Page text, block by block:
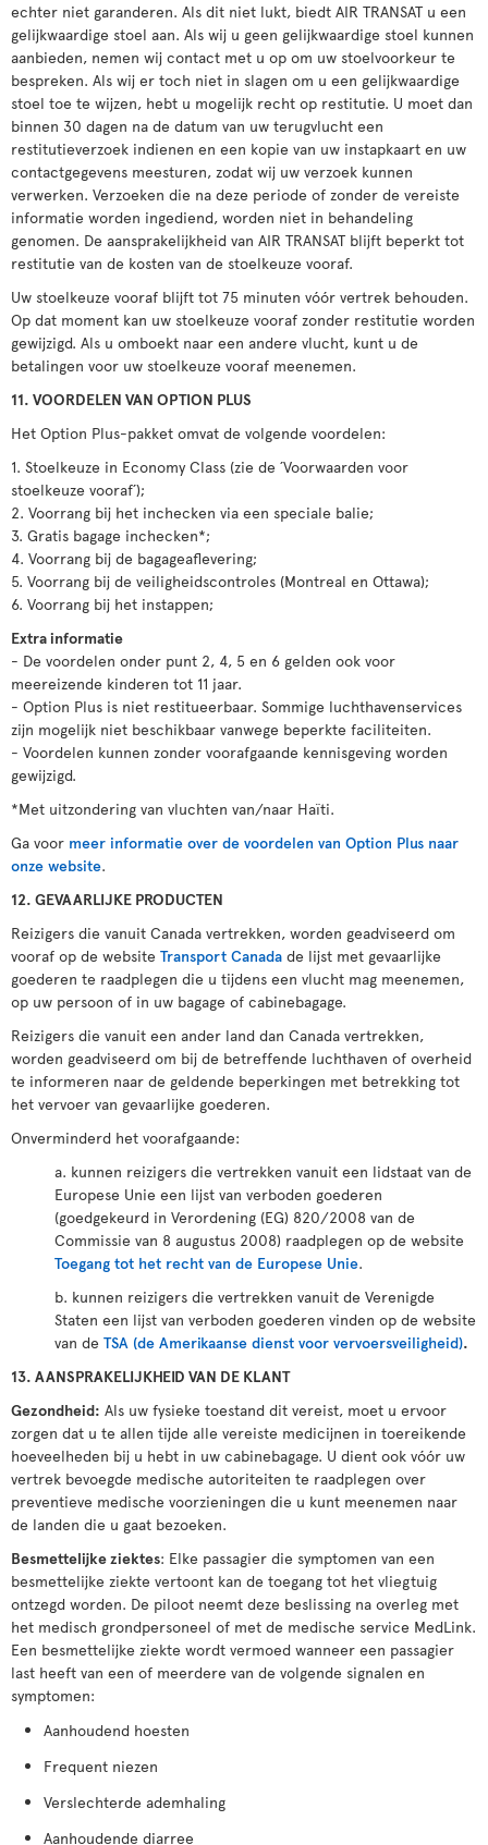
echter niet garanderen. Als dit niet lukt, biedt AIR TRANSAT u een
gelijkwaardige stoel aan. Als wij u geen gelijkwaardige stoel kunnen
aanbieden, nemen wij contact met u op om uw stoelvoorkeur te
bespreken. Als wij er toch niet in slagen om u een gelijkwaardige
stoel toe te wijzen, hebt u mogelijk recht op restitutie. U moet dan
binnen 30 dagen na de datum van uw terugvlucht een
restitutieverzoek indienen en een kopie van uw instapkaart en uw
contactgegevens meesturen, zodat wij uw verzoek kunnen
verwerken. Verzoeken die na deze periode of zonder de vereiste
informatie worden ingediend, worden niet in behandeling
genomen. De aansprakelijkheid van AIR TRANSAT blijft beperkt tot
restitutie van de kosten van de stoelkeuze vooraf.
Uw stoelkeuze vooraf blijft tot 75 minuten vóór vertrek behouden.
Op dat moment kan uw stoelkeuze vooraf zonder restitutie worden
gewijzigd. Als u omboekt naar een andere vlucht, kunt u de
betalingen voor uw stoelkeuze vooraf meenemen.
11. VOORDELEN VAN OPTION PLUS
Het Option Plus-pakket omvat de volgende voordelen:
1. Stoelkeuze in Economy Class (zie de ´Voorwaarden voor
stoelkeuze vooraf´);
2. Voorrang bij het inchecken via een speciale balie;
3. Gratis bagage inchecken*;
4. Voorrang bij de bagageaflevering;
5. Voorrang bij de veiligheidscontroles (Montreal en Ottawa);
6. Voorrang bij het instappen;
Extra informatie
- De voordelen onder punt 2, 4, 5 en 6 gelden ook voor
meereizende kinderen tot 11 jaar.
- Option Plus is niet restitueerbaar. Sommige luchthavenservices
zijn mogelijk niet beschikbaar vanwege beperkte faciliteiten.
- Voordelen kunnen zonder voorafgaande kennisgeving worden
gewijzigd.
*Met uitzondering van vluchten van/naar Haïti.
Ga voor meer informatie over de voordelen van Option Plus naar
onze website.
12. GEVAARLIJKE PRODUCTEN
Reizigers die vanuit Canada vertrekken, worden geadviseerd om
vooraf op de website Transport Canada de lijst met gevaarlijke
goederen te raadplegen die u tijdens een vlucht mag meenemen,
op uw persoon of in uw bagage of cabinebagage.
Reizigers die vanuit een ander land dan Canada vertrekken,
worden geadviseerd om bij de betreffende luchthaven of overheid
te informeren naar de geldende beperkingen met betrekking tot
het vervoer van gevaarlijke goederen.
Onverminderd het voorafgaande:
a. kunnen reizigers die vertrekken vanuit een lidstaat van de
Europese Unie een lijst van verboden goederen
(goedgekeurd in Verordening (EG) 820/2008 van de
Commissie van 8 augustus 2008) raadplegen op de website
Toegang tot het recht van de Europese Unie.
b. kunnen reizigers die vertrekken vanuit de Verenigde
Staten een lijst van verboden goederen vinden op de website
van de TSA (de Amerikaanse dienst voor vervoersveiligheid).
13. AANSPRAKELIJKHEID VAN DE KLANT
Gezondheid: Als uw fysieke toestand dit vereist, moet u ervoor
zorgen dat u te allen tijde alle vereiste medicijnen in toereikende
hoeveelheden bij u hebt in uw cabinebagage. U dient ook vóór uw
vertrek bevoegde medische autoriteiten te raadplegen over
preventieve medische voorzieningen die u kunt meenemen naar
de landen die u gaat bezoeken.
Besmettelijke ziektes: Elke passagier die symptomen van een
besmettelijke ziekte vertoont kan de toegang tot het vliegtuig
ontzegd worden. De piloot neemt deze beslissing na overleg met
het medisch grondpersoneel of met de medische service MedLink.
Een besmettelijke ziekte wordt vermoed wanneer een passagier
last heeft van een of meerdere van de volgende signalen en
symptomen:
Aanhoudend hoesten
Frequent niezen
Verslechterde ademhaling
Aanhoudende diarree